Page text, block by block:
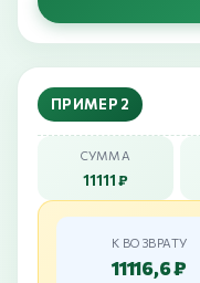
ПРИМЕР 2
СУММА
11111 ₽
К ВОЗВРАТУ
11116,6 ₽